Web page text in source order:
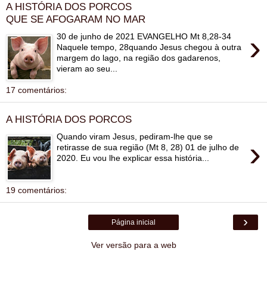
A HISTÓRIA DOS PORCOS
QUE SE AFOGARAM NO MAR
›
30 de junho de 2021 EVANGELHO Mt 8,28-34
Naquele tempo, 28quando Jesus chegou à outra
margem do lago, na região dos gadarenos,
vieram ao seu...
17 comentários:
A HISTÓRIA DOS PORCOS
›
Quando viram Jesus, pediram-lhe que se
retirasse de sua região (Mt 8, 28) 01 de julho de
2020. Eu vou lhe explicar essa história...
19 comentários:
›
Página inicial
Ver versão para a web